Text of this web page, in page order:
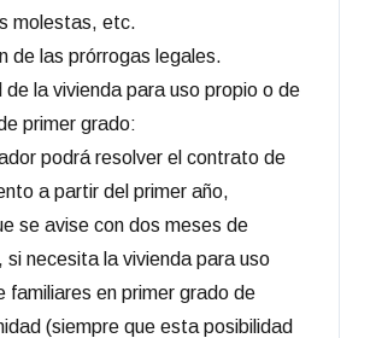
molestas, etc.
de las prórrogas legales.
de la vivienda para uso propio o de
primer grado:
podrá resolver el contrato de
a partir del primer año,
se avise con dos meses de
si necesita la vivienda para uso
familiares en primer grado de
(siempre que esta posibilidad